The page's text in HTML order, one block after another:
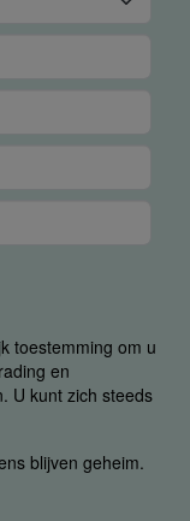
toestemming om u
en
U kunt zich steeds
blijven geheim.